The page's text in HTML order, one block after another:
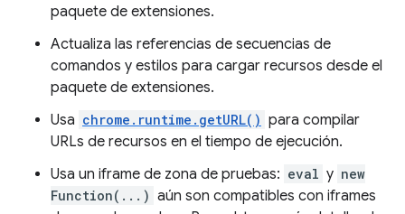
paquete de extensiones.
Actualiza las referencias de secuencias de
comandos y estilos para cargar recursos desde el
paquete de extensiones.
Usa chrome.runtime.getURL() para compilar
URLs de recursos en el tiempo de ejecución.
Usa un iframe de zona de pruebas: eval y new
Function(...) aún son compatibles con iframes